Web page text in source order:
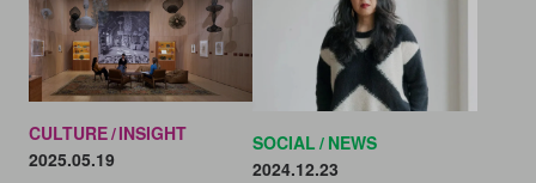
CULTURE INSIGHT
2025.05.19
SOCIAL NEWS
2024.12.23